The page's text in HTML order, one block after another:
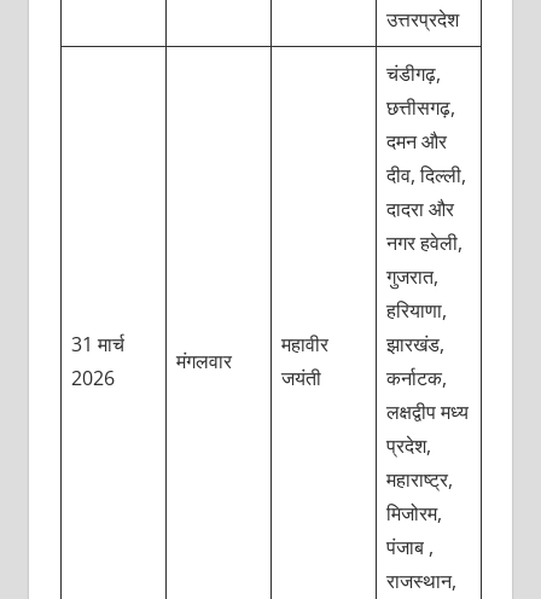
उत्तरप्रदेश
31 मार्च
2026
मंगलवार
महावीर
जयंती
चंडीगढ़,
छत्तीसगढ़,
दमन और
दीव, दिल्ली,
दादरा और
नगर हवेली,
गुजरात,
हरियाणा,
झारखंड,
कर्नाटक,
लक्षद्वीप मध्य
प्रदेश,
महाराष्ट्र,
मिजोरम,
पंजाब ,
राजस्थान,